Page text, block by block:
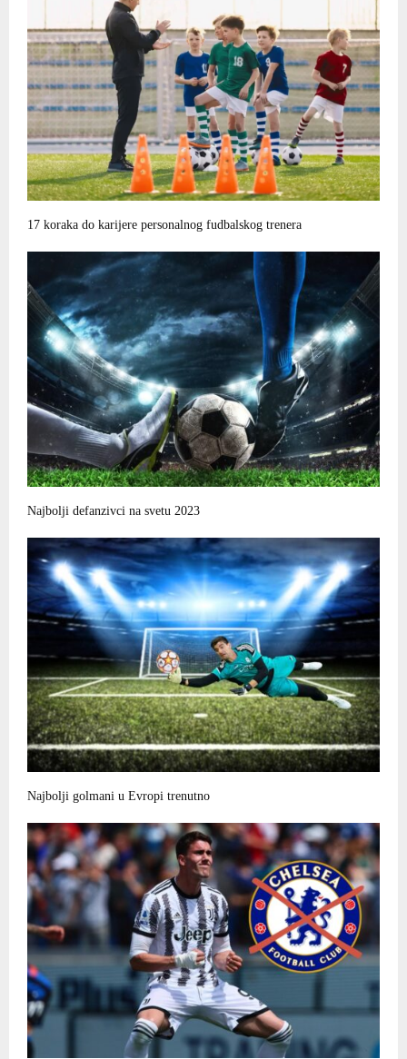
17 koraka do karijere personalnog fudbalskog trenera
Najbolji defanzivci na svetu 2023
Najbolji golmani u Evropi trenutno